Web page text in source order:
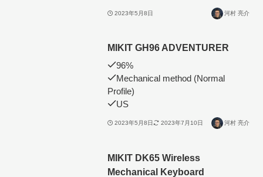
2023年5月8日 河村 亮介
MIKIT GH96 ADVENTURER
96%
Mechanical method (Normal
Profile)
US
2023年5月8日 2023年7月10日 河村 亮介
MIKIT DK65 Wireless
Mechanical Keyboard